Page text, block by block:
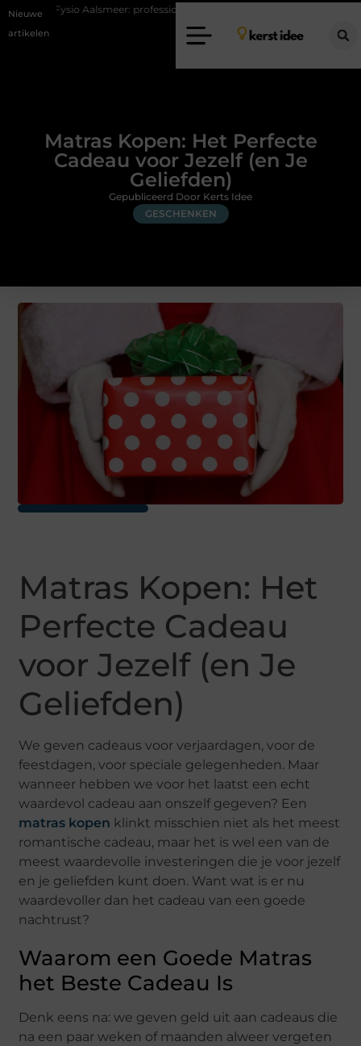
Nieuwe
artikelen
professionele hulp bij pijn en bewegingsklachten
Matras Kopen: Het Perfecte
Cadeau voor Jezelf (en Je
Geliefden)
GESCHENKEN
Gepubliceerd Door Kerts Idee
Matras Kopen: Het
Perfecte Cadeau
voor Jezelf (en Je
Geliefden)
We geven cadeaus voor verjaardagen, voor de
feestdagen, voor speciale gelegenheden. Maar
wanneer hebben we voor het laatst een echt
waardevol cadeau aan onszelf gegeven? Een
matras kopen klinkt misschien niet als het meest
romantische cadeau, maar het is wel een van de
meest waardevolle investeringen die je voor jezelf
en je geliefden kunt doen. Want wat is er nu
waardevoller dan het cadeau van een goede
nachtrust?
Waarom een Goede Matras
het Beste Cadeau Is
Denk eens na: we geven geld uit aan cadeaus die
na een paar weken of maanden alweer vergeten